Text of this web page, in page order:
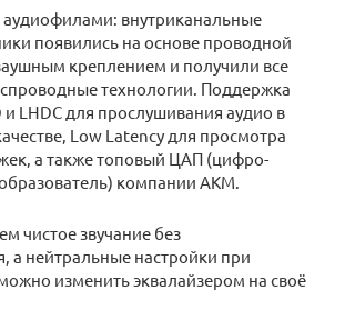
внутриканальные
появились на основе проводной
креплением и получили все
технологии. Поддержка
и LHDC для прослушивания аудио в
Low Latency для просмотра
а также топовый ЦАП (цифро-
компании AKM.
чистое звучание без
а нейтральные настройки при
изменить эквалайзером на своё